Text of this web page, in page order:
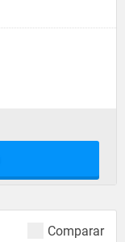
Comparar